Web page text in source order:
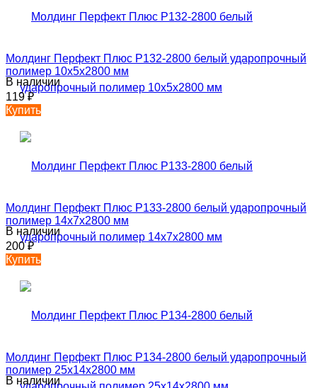
Молдинг Перфект Плюс P132-2800 белый ударопрочный
полимер 10х5х2800 мм
В наличии
119₽
Купить
Молдинг Перфект Плюс P133-2800 белый ударопрочный
полимер 14х7х2800 мм
В наличии
200₽
Купить
Молдинг Перфект Плюс P134-2800 белый ударопрочный
полимер 25х14х2800 мм
В наличии